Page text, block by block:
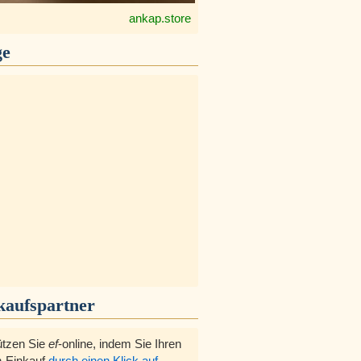
ankap.store
Sie ef-online, indem Sie Ihren